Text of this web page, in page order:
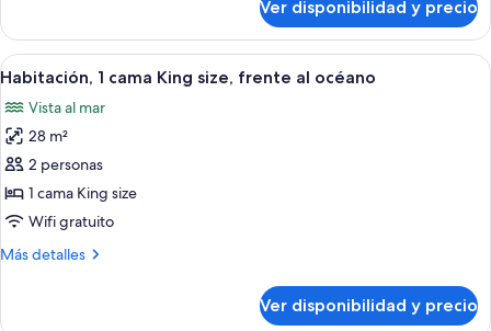
frente
al
1
cama
King
balcón,
frente
al
océano
Ver disponibilidad y precio
Ver
todas
las
fotos
de
Habitación,
1
King
Una habitación de hotel con una
6
Habitación, 1 cama King size, frente al océano
Vista al mar
28 m²
2 personas
1 cama King size
Wifi gratuito
Más detalles
Más
Ver disponibilidad y precio